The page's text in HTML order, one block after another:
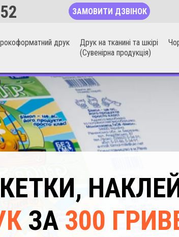
ЗАМОВИТИ ДЗВІНОК
друк
Друк на тканині та шкірі
(Сувенірна продукція)
ЗА 300